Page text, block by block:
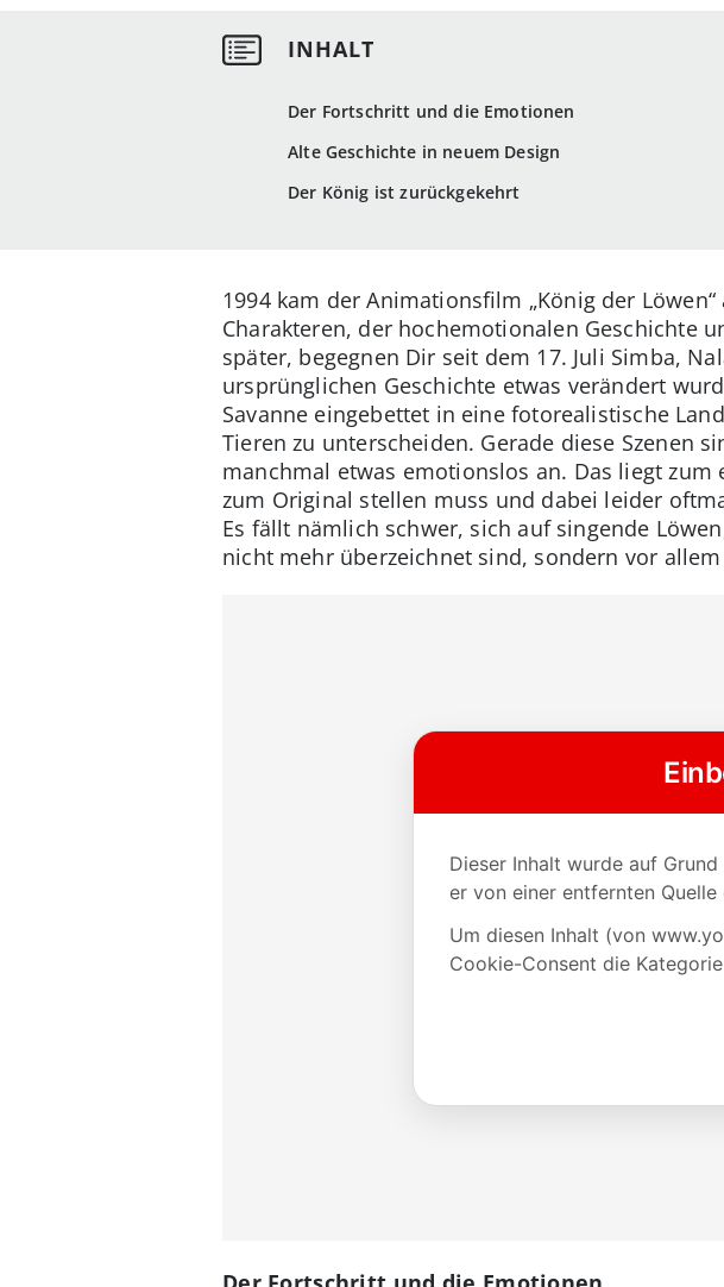
Der Fortschritt und die Emotionen
Alte Geschichte in neuem Design
Der König ist zurückgekehrt
1994 kam der Animationsfilm „König der
Charakteren, der hochemotionalen Geschichte
später, begegnen Dir seit dem 17. Juli Simba,
ursprünglichen Geschichte etwas verändert
Savanne eingebettet in eine fotorealistische
Tieren zu unterscheiden. Gerade diese Szenen
manchmal etwas emotionslos an. Das liegt zum
zum Original stellen muss und dabei leider
Es fällt nämlich schwer, sich auf singende
nicht mehr überzeichnet sind, sondern vor